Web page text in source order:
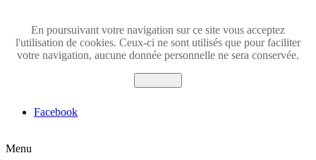
En poursuivant votre navigation sur ce site vous acceptez
l'utilisation de cookies. Ceux-ci ne sont utilisés que pour faciliter
votre navigation, aucune donnée personnelle ne sera conservée.
Facebook
Menu